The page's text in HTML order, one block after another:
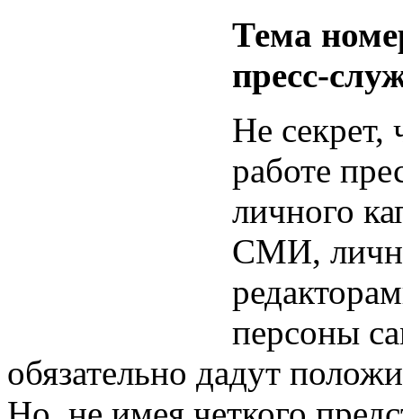
Тема
пресс-
Не секрет,
работе
личного
СМИ,
персоны
обязательно дадут